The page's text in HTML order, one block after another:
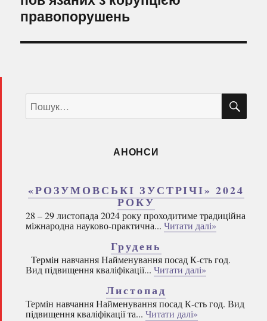
правопорушень
за
запитом:
АНОНСИ
«РОЗУМОВСЬКІ ЗУСТРІЧІ» 2024
РОКУ
28 – 29 листопада 2024 року проходитиме традиційна
міжнародна науково-практична... Читати далі»
Грудень
Термін навчання Найменування посад К-сть год.
Вид підвищення кваліфікації... Читати далі»
Листопад
Термін навчання Найменування посад К-сть год. Вид
підвищення кваліфікації та... Читати далі»